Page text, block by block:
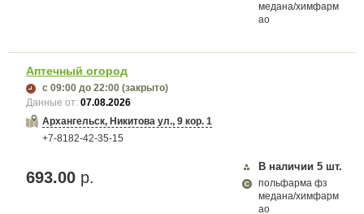
медана/химфарм
ао
Аптечный огород
с 09:00 до 22:00 (закрыто)
Данные от:07.08.2026
Архангельск, Никитова ул., 9 кор. 1
+7-8182-42-35-15
693.00 р.
В наличии 5 шт.
польфарма фз
медана/химфарм
ао